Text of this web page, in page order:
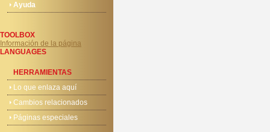
Ayuda
TOOLBOX
Información de la página
LANGUAGES
HERRAMIENTAS
Lo que enlaza aquí
Cambios relacionados
Páginas especiales